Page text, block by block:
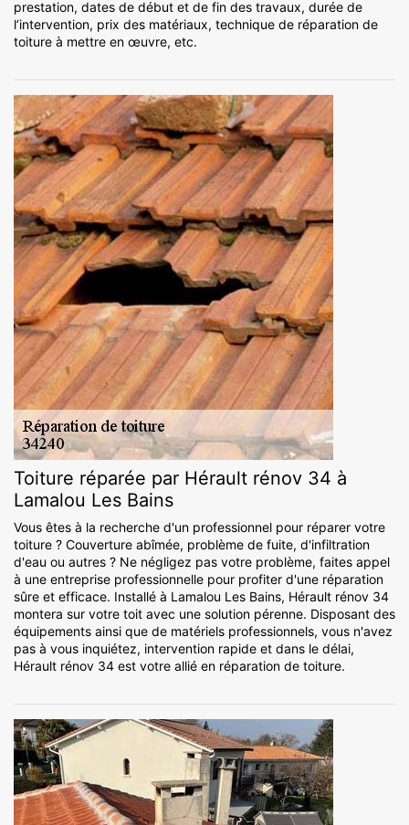
prestation, dates de début et de fin des travaux, durée de
l’intervention, prix des matériaux, technique de réparation de
toiture à mettre en œuvre, etc.
Toiture réparée par Hérault rénov 34 à
Lamalou Les Bains
Vous êtes à la recherche d'un professionnel pour réparer votre
toiture ? Couverture abîmée, problème de fuite, d'infiltration
d'eau ou autres ? Ne négligez pas votre problème, faites appel
à une entreprise professionnelle pour profiter d'une réparation
sûre et efficace. Installé à Lamalou Les Bains, Hérault rénov 34
montera sur votre toit avec une solution pérenne. Disposant des
équipements ainsi que de matériels professionnels, vous n'avez
pas à vous inquiétez, intervention rapide et dans le délai,
Hérault rénov 34 est votre allié en réparation de toiture.